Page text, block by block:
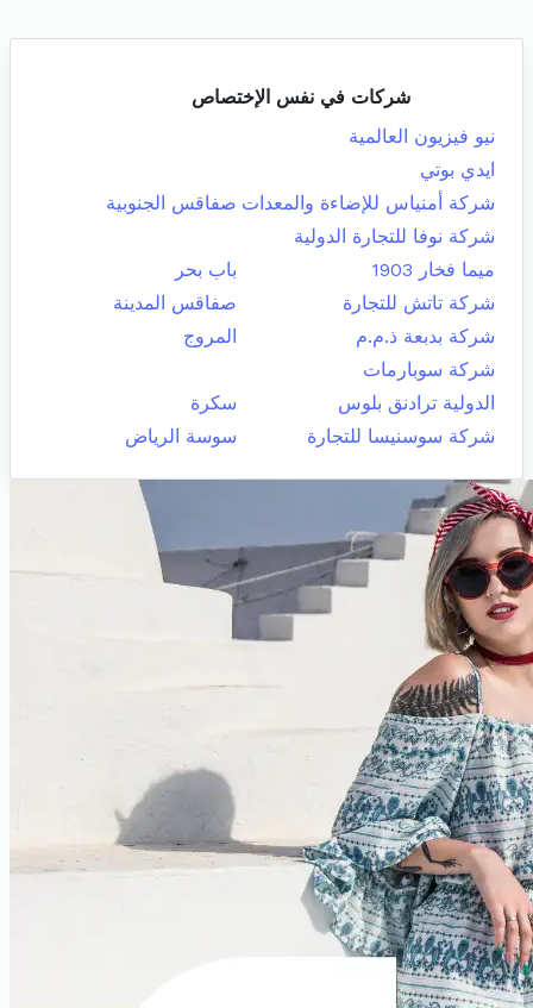
شركات في نفس الإختصاص
نيو فيزيون العالمية
ايدي بوتي
شركة أمنياس للإضاءة والمعدات صفاقس الجنوبية
شركة نوفا للتجارة الدولية
ميما فخار 1903
باب بحر
شركة تاتش للتجارة
صفاقس المدينة
شركة بدبعة ذ.م.م
المروج
شركة سوبارمات
الدولية ترادنق بلوس
سكرة
شركة سوسنيسا للتجارة
سوسة الرياض